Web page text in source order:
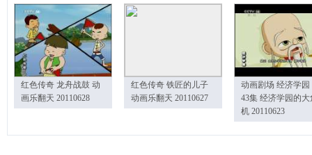
红色传奇 龙舟战鼓 动
画乐翻天 20110628
红色传奇 铁匠的儿子
动画乐翻天 20110627
动画剧场 经济学园
43集 经济学园的大
机 20110623